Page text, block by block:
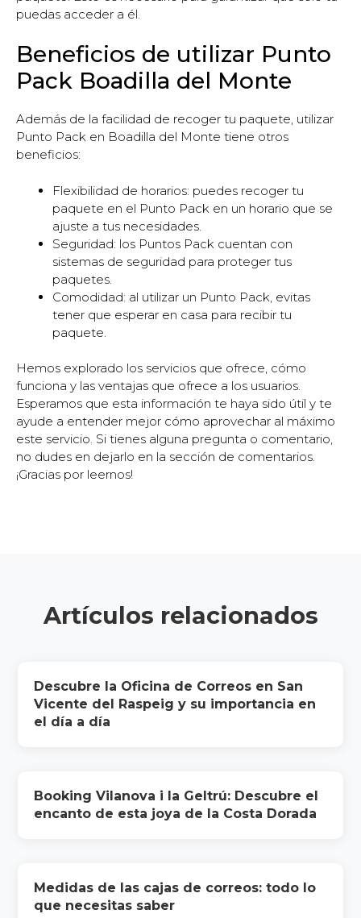
puedas acceder a él.
Beneficios de utilizar Punto
Pack Boadilla del Monte
Además de la facilidad de recoger tu paquete, utilizar
Punto Pack en Boadilla del Monte tiene otros
beneficios:
Flexibilidad de horarios: puedes recoger tu
paquete en el Punto Pack en un horario que se
ajuste a tus necesidades.
Seguridad: los Puntos Pack cuentan con
sistemas de seguridad para proteger tus
paquetes.
Comodidad: al utilizar un Punto Pack, evitas
tener que esperar en casa para recibir tu
paquete.
Hemos explorado los servicios que ofrece, cómo
funciona y las ventajas que ofrece a los usuarios.
Esperamos que esta información te haya sido útil y te
ayude a entender mejor cómo aprovechar al máximo
este servicio. Si tienes alguna pregunta o comentario,
no dudes en dejarlo en la sección de comentarios.
¡Gracias por leernos!
Artículos relacionados
Descubre la Oficina de Correos en San
Vicente del Raspeig y su importancia en
el día a día
Booking Vilanova i la Geltrú: Descubre el
encanto de esta joya de la Costa Dorada
Medidas de las cajas de correos: todo lo
que necesitas saber